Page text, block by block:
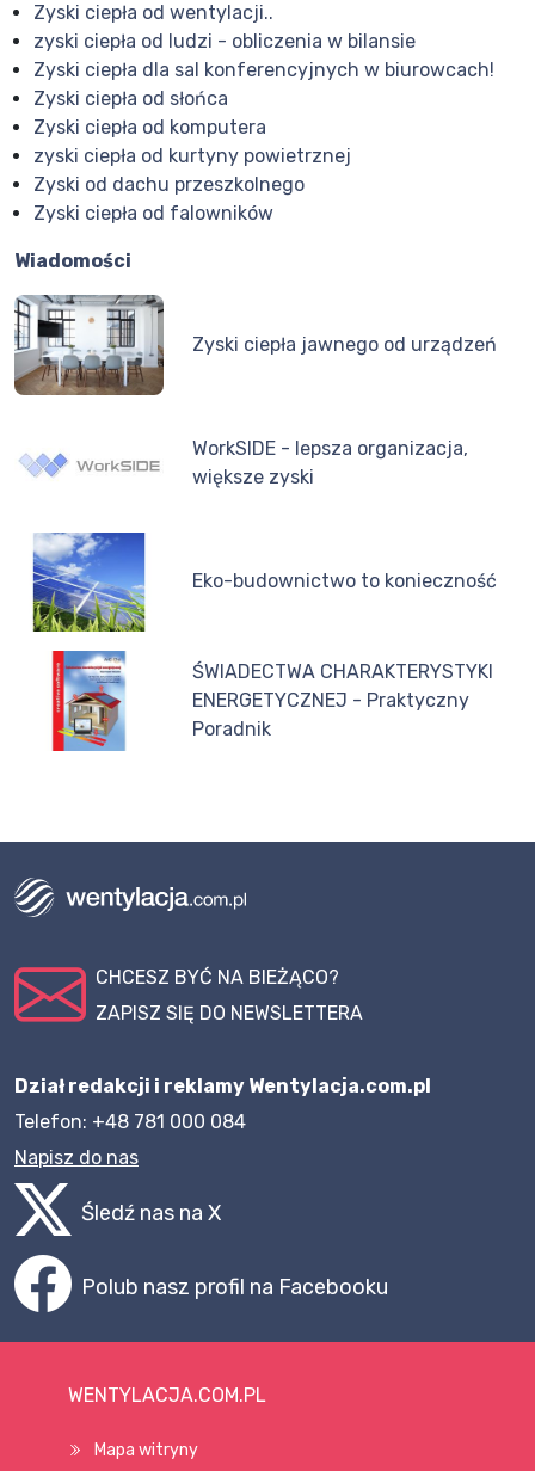
Zyski ciepła od wentylacji..
zyski ciepła od ludzi - obliczenia w bilansie
Zyski ciepła dla sal konferencyjnych w biurowcach!
Zyski ciepła od słońca
Zyski ciepła od komputera
zyski ciepła od kurtyny powietrznej
Zyski od dachu przeszkolnego
Zyski ciepła od falowników
Wiadomości
Zyski ciepła jawnego od urządzeń
WorkSIDE - lepsza organizacja,
większe zyski
Eko-budownictwo to konieczność
ŚWIADECTWA CHARAKTERYSTYKI
ENERGETYCZNEJ - Praktyczny
Poradnik
CHCESZ BYĆ NA BIEŻĄCO?
ZAPISZ SIĘ DO NEWSLETTERA
Dział redakcji i reklamy Wentylacja.com.pl
Telefon: +48 781 000 084
Napisz do nas
Śledź nas na X
Polub nasz profil na Facebooku
WENTYLACJA.COM.PL
Mapa witryny